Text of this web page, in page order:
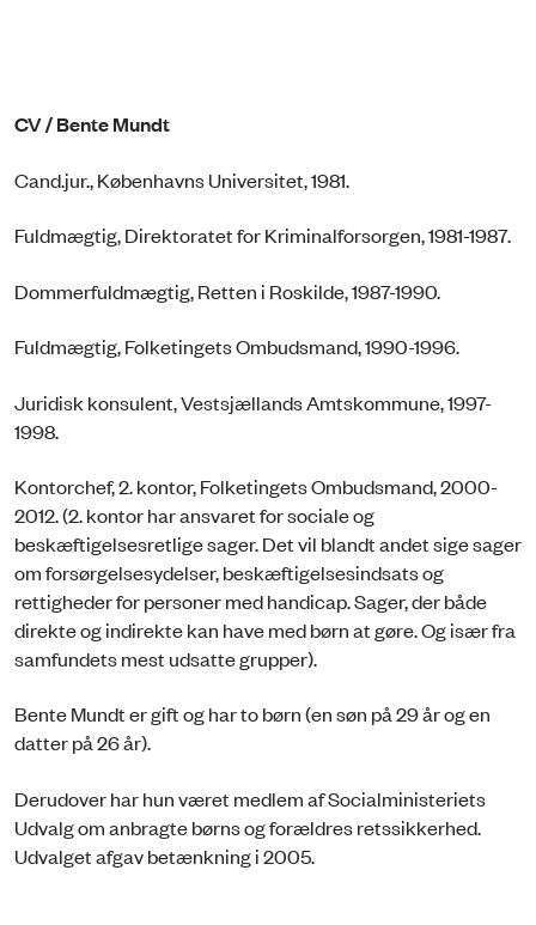
CV / Bente Mundt
Cand.jur., Københavns Universitet, 1981.
Fuldmægtig, Direktoratet for Kriminalforsorgen, 1981-1987.
Dommerfuldmægtig, Retten i Roskilde, 1987-1990.
Fuldmægtig, Folketingets Ombudsmand, 1990-1996.
Juridisk konsulent, Vestsjællands Amtskommune, 1997-
1998.
Kontorchef, 2. kontor, Folketingets Ombudsmand, 2000-
2012. (2. kontor har ansvaret for sociale og
beskæftigelsesretlige sager. Det vil blandt andet sige sager
om forsørgelsesydelser, beskæftigelsesindsats og
rettigheder for personer med handicap. Sager, der både
direkte og indirekte kan have med børn at gøre. Og især fra
samfundets mest udsatte grupper).
Bente Mundt er gift og har to børn (en søn på 29 år og en
datter på 26 år).
Derudover har hun været medlem af Socialministeriets
Udvalg om anbragte børns og forældres retssikkerhed.
Udvalget afgav betænkning i 2005.